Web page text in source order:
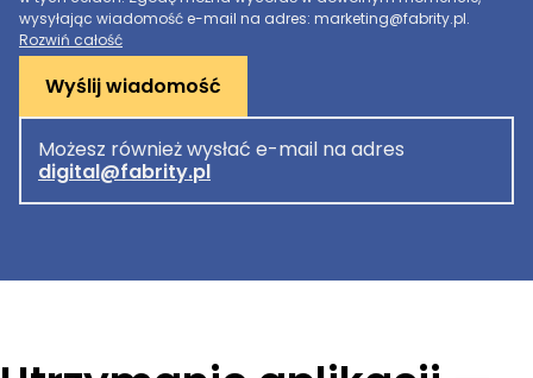
wysyłając wiadomość e-mail na adres: marketing@fabrity.pl.
Rozwiń całość
Wyślij wiadomość
Możesz również wysłać e-mail na adres
digital@fabrity.pl